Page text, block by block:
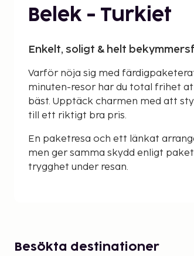
Belek - Turkiet
Enkelt, soligt & helt
Varför nöja sig med
minuten-resor har du total frihet
bäst. Upptäck charmen med att
till ett riktigt bra pris.
En paketresa och ett länkat
men ger samma skydd enligt
trygghet under resan.
Besökta destinationer